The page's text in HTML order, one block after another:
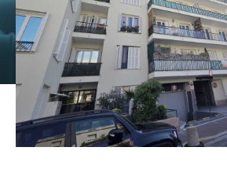
Budget
Pièces
1 2 3